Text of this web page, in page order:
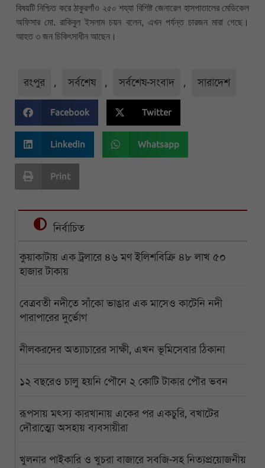
বিষয়টি নিশ্চিত করে ঠাকুরগাঁও ২৫০ শয্যা বিশিষ্ট জেনারেল হাসপাতালের মেডিকেল
অফিসার মো. রাকিবুল ইসলাম চয়ন বলেন, এখন পর্যন্ত চারজন মারা গেছে।
আহত ৩ জন চিকিৎসাধীন আছেন।
রংপুর , সর্বশেষ , সর্বশেষ-সংবাদ , সারাদেশ
Facebook Twitter
Linkedin Whatsapp
Print
নির্বাচিত
কুয়াকাটায় এক ট্রলারে ৪৬ মণ ইলিশবিক্রি ৪৮ লাখ ৫০
হাজার টাকায়
বেত্রবতী নদীতে সাঁকো ভাঙার এক মাসেও কাটেনি নদী
পারাপারের দুর্ভোগ
নীলকরদের অত্যাচারের সাক্ষী, এখন ভূমিসেবার ঠিকানা
১২ বছরেও চালু হয়নি পৌনে ২ কোটি টাকার পৌর ভবন
রূপসায় মৎস্য কারখানায় একের পর একচুরি, বখাটের
দৌরাত্ম্যে অসহায় ব্যবসায়ীরা
খুলনার পাইকারি ও খুচরা বাজারে সবজি-সহ নিত্যপ্রয়োজনীয়